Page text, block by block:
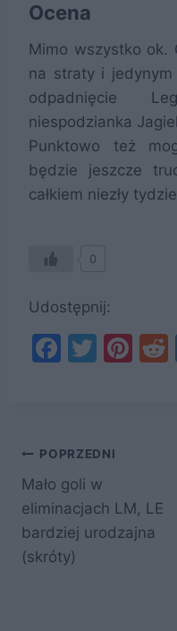
Ocena
Mimo wszystko ok.
na straty i
odpadnięcie
niespodzianka
Punktowo też
będzie jeszcze
całkiem niezły
0
Udostępnij:
F
b
o
o
k
T
Pi
Nawigacja
wpisu
POPRZEDNI
Mało goli w
eliminacjach LM, LE
bardziej urodzajna
(skróty)